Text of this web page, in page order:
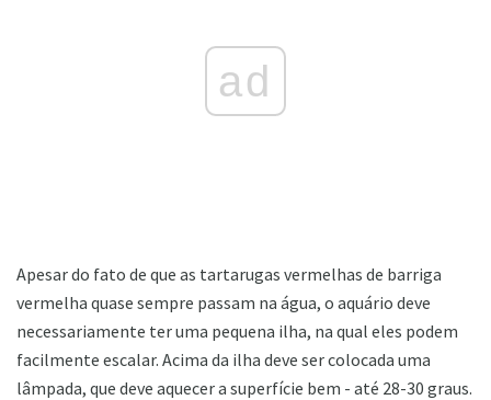
ad
Apesar do fato de que as tartarugas vermelhas de barriga
vermelha quase sempre passam na água, o aquário deve
necessariamente ter uma pequena ilha, na qual eles podem
facilmente escalar. Acima da ilha deve ser colocada uma
lâmpada, que deve aquecer a superfície bem - até 28-30 graus.